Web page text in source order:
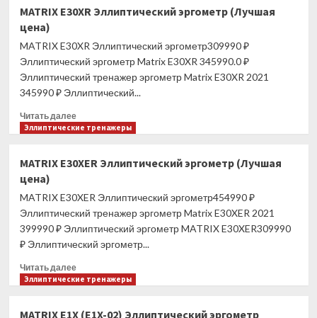
E50XIR
эргометр
(Лучшая
MATRIX E30XR Эллиптический эргометр (Лучшая
цена)
MATRIX E30XR Эллиптический эргометр309990 ₽
Эллиптический эргометр Matrix E30XR 345990.0 ₽
Эллиптический тренажер эргометр Matrix E30XR 2021
345990 ₽ Эллиптический...
Читать далееПрочитать
больше
E30XR
эргометр
(Лучшая
цена)
Эллиптические тренажеры
MATRIX E30XER Эллиптический эргометр (Лучшая
цена)
MATRIX E30XER Эллиптический эргометр454990 ₽
Эллиптический тренажер эргометр Matrix E30XER 2021
399990 ₽ Эллиптический эргометр MATRIX E30XER309990
₽ Эллиптический эргометр...
Читать далееПрочитать
больше
Эллиптические тренажеры
MATRIX E1X (E1X-02) Эллиптический эргометр